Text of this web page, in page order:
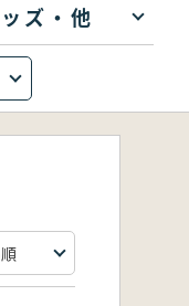
ズ・他